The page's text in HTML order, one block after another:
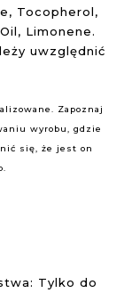
Tocopherol,
Limonene.
uwzględnić
Zapoznaj
wyrobu, gdzie
się, że jest on
Tylko do